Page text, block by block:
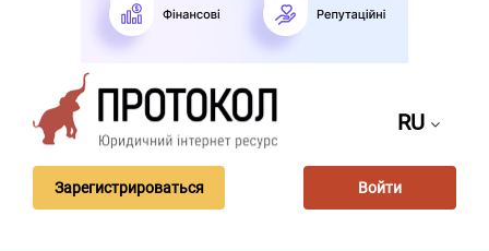
RU
Зарегистрироваться Войти